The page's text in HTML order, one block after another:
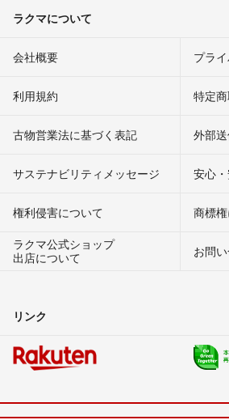
ラクマについて
会社概要 プラ
利用規約 特定
古物営業法に基づく表記 外部
サステナビリティメッセージ 安心
権利侵害について
商標
ラクマ公式ショップ
出店について
お問
リンク